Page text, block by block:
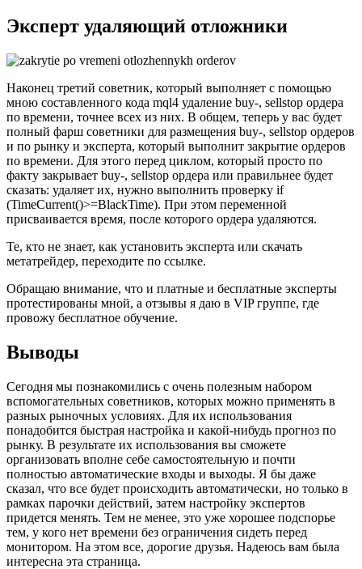
Эксперт удаляющий отложники
Наконец третий советник, который выполняет с помощью
мною составленного кода mql4 удаление buy-, sellstop ордера
по времени, точнее всех из них. В общем, теперь у вас будет
полный фарш советники для размещения buy-, sellstop ордеров
и по рынку и эксперта, который выполнит закрытие ордеров
по времени. Для этого перед циклом, который просто по
факту закрывает buy-, sellstop ордера или правильнее будет
сказать: удаляет их, нужно выполнить проверку if
(TimeCurrent()>=BlackTime). При этом переменной
присваивается время, после которого ордера удаляются.
Те, кто не знает, как установить эксперта или скачать
метатрейдер, переходите по ссылке.
Обращаю внимание, что и платные и бесплатные эксперты
протестированы мной, а отзывы я даю в VIP группе, где
провожу бесплатное обучение.
Выводы
Сегодня мы познакомились с очень полезным набором
вспомогательных советников, которых можно применять в
разных рыночных условиях. Для их использования
понадобится быстрая настройка и какой-нибудь прогноз по
рынку. В результате их использования вы сможете
организовать вполне себе самостоятельную и почти
полностью автоматические входы и выходы. Я бы даже
сказал, что все будет происходить автоматически, но только в
рамках парочки действий, затем настройку экспертов
придется менять. Тем не менее, это уже хорошее подспорье
тем, у кого нет времени без ограничения сидеть перед
монитором. На этом все, дорогие друзья. Надеюсь вам была
интересна эта страница.